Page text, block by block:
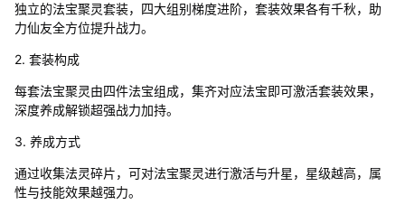
独立的法宝聚灵套装，四大组别梯度进阶，套装效果各有千秋，助
力仙友全方位提升战力。
2. 套装构成
每套法宝聚灵由四件法宝组成，集齐对应法宝即可激活套装效果，
深度养成解锁超强战力加持。
3. 养成方式
通过收集法灵碎片，可对法宝聚灵进行激活与升星，星级越高，属
性与技能效果越强力。